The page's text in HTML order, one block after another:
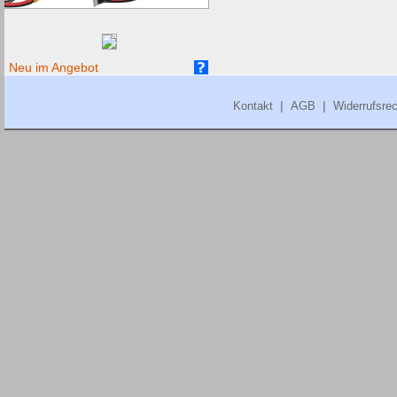
Neu im Angebot
Kontakt| AGB |